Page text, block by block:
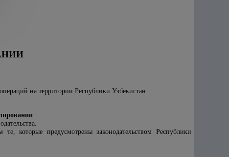
на территории Республики Узбекистан.
которые предусмотрены законодательством Республики